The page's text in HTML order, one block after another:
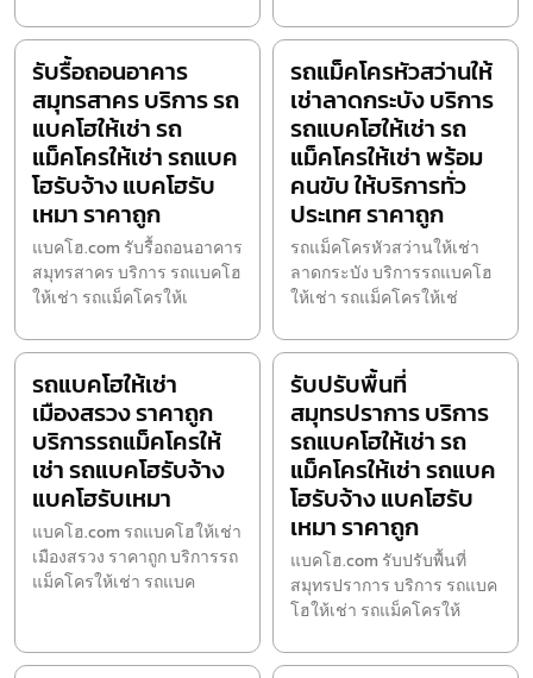
รับรื้อถอนอาคาร
สมุทรสาคร บริการ รถ
แบคโฮให้เช่า รถ
แม็คโครให้เช่า รถแบค
โฮรับจ้าง แบคโฮรับ
เหมา ราคาถูก
แบคโฮ.com รับรื้อถอนอาคาร
สมุทรสาคร บริการ รถแบคโฮ
ให้เช่า รถแม็คโครให้เ
รถแม็คโครหัวสว่านให้
เช่าลาดกระบัง บริการ
รถแบคโฮให้เช่า รถ
แม็คโครให้เช่า พร้อม
คนขับ ให้บริการทั่ว
ประเทศ ราคาถูก
รถแม็คโครหัวสว่านให้เช่า
ลาดกระบัง บริการรถแบคโฮ
ให้เช่า รถแม็คโครให้เช่
รถแบคโฮให้เช่า
เมืองสรวง ราคาถูก
บริการรถแม็คโครให้
เช่า รถแบคโฮรับจ้าง
แบคโฮรับเหมา
แบคโฮ.com รถแบคโฮให้เช่า
เมืองสรวง ราคาถูก บริการรถ
แม็คโครให้เช่า รถแบค
รับปรับพื้นที่
สมุทรปราการ บริการ
รถแบคโฮให้เช่า รถ
แม็คโครให้เช่า รถแบค
โฮรับจ้าง แบคโฮรับ
เหมา ราคาถูก
แบคโฮ.com รับปรับพื้นที่
สมุทรปราการ บริการ รถแบค
โฮให้เช่า รถแม็คโครให้